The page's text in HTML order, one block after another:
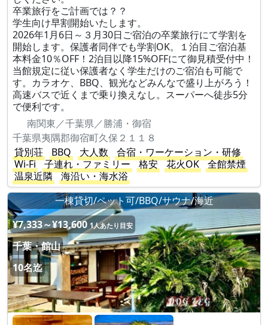
卒業旅行をご計画では？？
学生向け早割開始いたします。
2026年1月6日～３月30日ご宿泊の卒業旅行にて学割を
開始します。保護者同伴でも学割OK。１泊目ご宿泊基
本料金10％OFF！2泊目以降15%OFFにて御見積受付中！
当館規定に従い保護者なく学生だけのご宿泊も可能で
す。カラオケ、BBQ、観光などみんなで盛り上がろう！
高速バスで近くまで乗り換えなし。スーパーへ徒歩5分
で便利です。
南関東／千葉県／勝浦・御宿
千葉県夷隅郡御宿町久保２１１８
貸別荘
BBQ 大人数
合宿・ワーケーション・研修
Wi-Fi
子連れ・ファミリー 格安 花火OK
全館禁煙
温泉近隣
海沿い・海水浴
一棟貸切/ペット可/BBQ/サウナ/海近
¥7,333～¥13,600 1人あたり目安
千葉・館山
10名迄